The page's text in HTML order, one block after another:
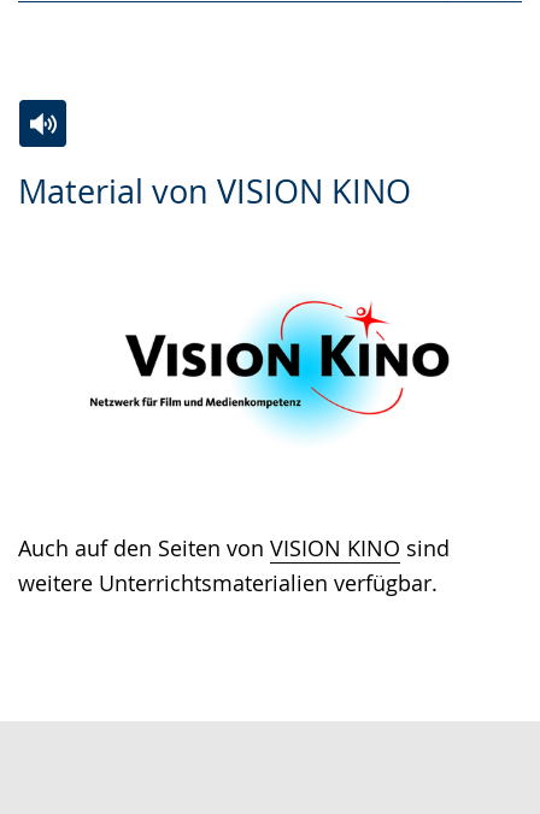
Material von VISION KINO
Auch auf den Seiten von VISION KINO sind
weitere Unterrichtsmaterialien verfügbar.
Leichten
Audio-
Video